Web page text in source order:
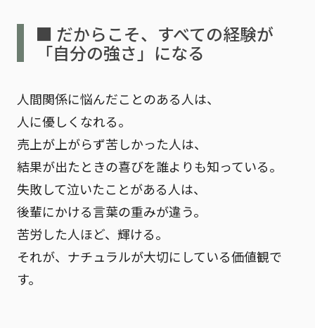
■ だからこそ、すべての経験が
「自分の強さ」になる
人間関係に悩んだことのある人は、
人に優しくなれる。
売上が上がらず苦しかった人は、
結果が出たときの喜びを誰よりも知っている。
失敗して泣いたことがある人は、
後輩にかける言葉の重みが違う。
苦労した人ほど、輝ける。
それが、ナチュラルが大切にしている価値観で
す。